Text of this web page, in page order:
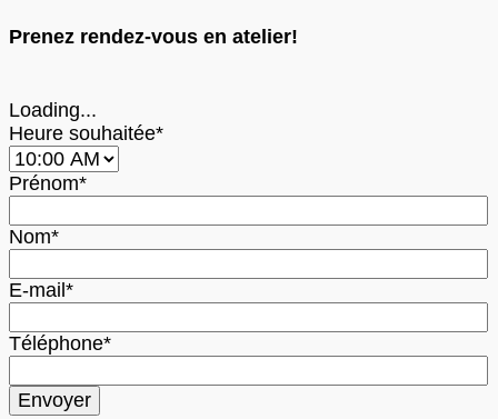
Prenez rendez-vous en atelier!
Loading...
Heure souhaitée*
Prénom*
Nom*
E-mail*
Téléphone*